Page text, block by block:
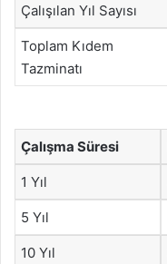
Çalışılan Yıl Sayısı
Toplam Kıdem
Tazminatı
Çalışma Süresi
1 Yıl
5 Yıl
10 Yıl